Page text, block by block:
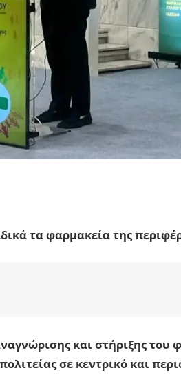
τα φαρμακεία της
και στήριξης του
σε κεντρικό και